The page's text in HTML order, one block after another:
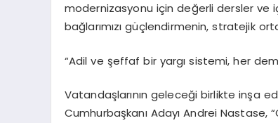
modernizasyonu için değerli dersler ve
bağlarımızı güçlendirmenin, stratejik
“Adil ve şeffaf bir yargı sistemi, her
Vatandaşlarının geleceği birlikte inşa
Cumhurbaşkanı Adayı Andrei